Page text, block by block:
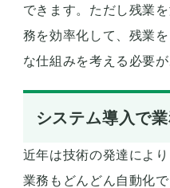
できます。ただし残業
務を効率化して、残業
な仕組みを考える必要が
システム導入で
近年は技術の発達によ
業務もどんどん自動化